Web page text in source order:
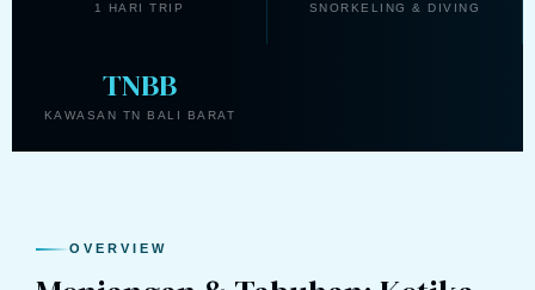
1 HARI TRIP SNORKELING & DIVING
TNBB
KAWASAN TN BALI BARAT
OVERVIEW